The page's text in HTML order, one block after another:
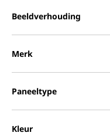
Beeldverhouding
Merk
Paneeltype
Kleur